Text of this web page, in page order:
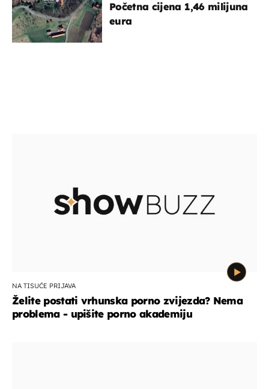
Početna cijena 1,46 milijuna
eura
NA TISUĆE PRIJAVA
Želite postati vrhunska porno zvijezda? Nema
problema - upišite porno akademiju